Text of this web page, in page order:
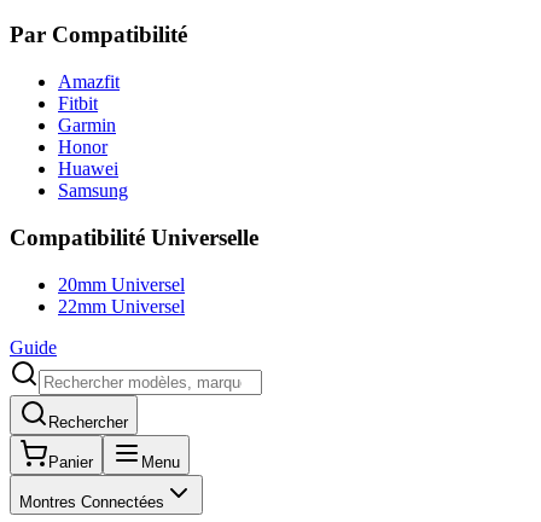
Par Compatibilité
Amazfit
Fitbit
Garmin
Honor
Huawei
Samsung
Compatibilité Universelle
20mm Universel
22mm Universel
Guide
Rechercher
Panier Menu
Montres Connectées